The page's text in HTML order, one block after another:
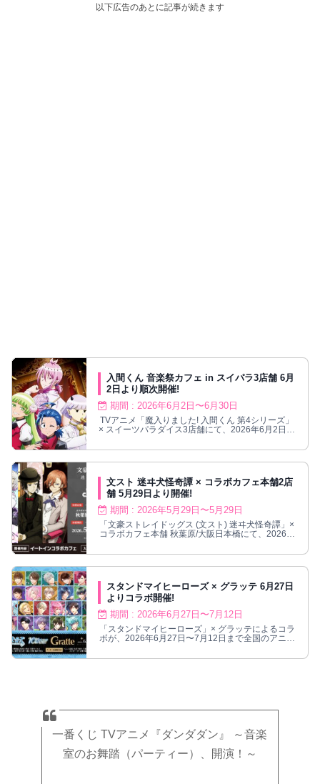
以下広告のあとに記事が続きます
入間くん 音楽祭カフェ in スイパラ3店舗 6月
2日より順次開催!
期間 : 2026年6月2日〜6月30日
TVアニメ「魔入りました! 入間くん 第4シリーズ」
× スイーツパラダイス3店舗にて、2026年6月2日よ
文スト 迷ヰ犬怪奇譚 × コラボカフェ本舗2店
舗 5月29日より開催!
期間 : 2026年5月29日〜5月29日
「文豪ストレイドッグス (文スト) 迷ヰ犬怪奇譚」×
コラボカフェ本舗 秋葉原/大阪日本橋にて、2026年
スタンドマイヒーローズ × グラッテ 6月27日
よりコラボ開催!
期間 : 2026年6月27日〜7月12日
「スタンドマイヒーローズ」× グラッテによるコラ
ボが、2026年6月27日〜7月12日まで全国のアニメ
一番くじ TVアニメ『ダンダダン』 ～音楽
室のお舞踏（パーティー）、開演！～